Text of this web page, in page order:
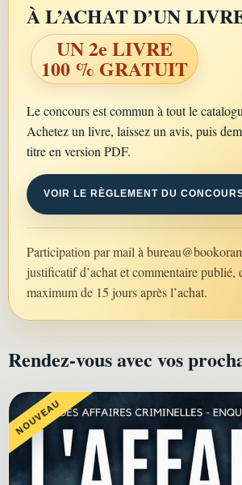
À L’ACHAT D’UN
UN 2e LIVRE
100 % GRATUIT
Le concours est commun à tout le
Achetez un livre, laissez un avis, puis
titre en version PDF.
VOIR LE RÈGLEMENT DU
Participation par mail à
justificatif d’achat et commentaire publié,
maximum de 15 jours après l’achat.
Rendez-vous avec vos
NOUVEAU